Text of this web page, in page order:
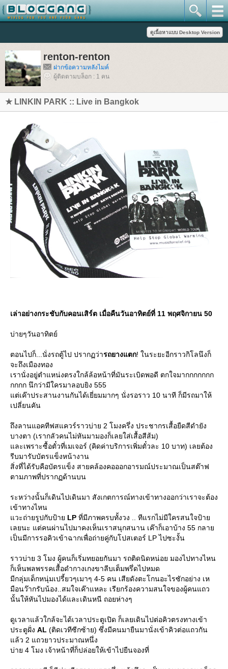
renton-renton
ฝากข้อความหลังไมค์
ผู้ติดตามบล็อก : 1 คน
★ LINKIN PARK :: Live in Bangkok
เล่าอย่างกระชับกับคอนเสิร์ต เมื่อคืนวันอาทิตย์ที่ 11 พฤศจิกายน 50
บ่ายๆวันอาทิตย์
ตอนไปก็...นั่งรถตู้ไป ปรากฏว่ารถยางแตก! ในระยะอีกราวกิโลนึงก็
จะถึงเมืองทอง
เรานั่งอยู่ตำแหน่งตรงใกล้ล้อหน้าที่มันระเบิดพอดี ตกใจมากกกกกกก
กกกก นึกว่ามีใครมาลอบยิง 555
ต่เค๊าประสานงานกันได้เยี่ยมมากๆ นั่งรอราว 10 นาที ก็มีรถมาให้
เปลี่ยนคัน
ถึงลานแอคทีฟสแควร์ราวบ่าย 2 โมงครึ่ง ประชากรเสื้อยืดสีดำยัง
บางตา (เรากลัวคนไม่หันมามองก็เลยใส่เสื้อสีส้ม)
ละเพราะซื้อตั๋วที่เมเจอร์ (คิดค่าบริการเพิ่มตั๋วละ 10 บาท) เลยต้อง
รีบมารับบัตรแข็งหน้างาน
สิ่งที่ได้รับคือบัตรแข็ง สายคล้องคอออกอารมณ์ประมาณเป็นสต๊าฟ
ตามภาพที่ปรากฏด้านบน
ระหว่างนั้นก็เดินไปเดินมา สังเกตการณ์ทางเข้าทางออกว่าเราจะต้อง
เข้าทางไหน
วะถ่ายรูปกับป้า LP ที่มีภาพครบทั้งวง .. ทีแรกไม่มีใครสนใจป้า
เลยนะ แต่คนผ่านไปมาคงเห็นเราสนุกสนาน เค๊าก็เอาบ้าง 55 กลา
เป็นมีการรอคิวเข้าฉากเพื่อถ่ายคู่กับโปสเตอร์ LP ไปซะงั้น
ราวบ่าย 3 โมง ผู้คนก็เริ่มทยอยกันมา รถติดนิดหน่อย มองไปทางไหน
ก็เห็นพลพรรคเสื้อดำกางเกงขาลีบเต็มพรึ่ดไปหมด
มีกลุ่มเด็กหนุ่มเปรี้ยวๆเมาๆ 4-5 คน เสียดังตะโกนอะไรซักอย่าง เห
มือนว๊ากรับน้อง..สมใจเค๊าแหละ เรียกร้องความสนใจของผู้คนแถว
นั้นให้หันไปมองได้และเดินหนี ถอยห่างๆ
ดูเวลาแล้วใกล้จะได้เวลาประตูเปิด ก็เลยเดินไปต่อคิวตรงทางเข้า
ประตูฝั่ง AL (ติดเวทีซีกซ้าย) ซึ่งมีคนมายืนมานั่งเข้าคิวต่อแถวกัน
ล้ว 2 แถวยาวประมาณหนึ่ง
บ่าย 4 โมง เจ้าหน้าที่ก็ปล่อยให้เข้าไปยืนจองที่